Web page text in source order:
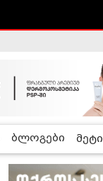
ბლოგები მეტი